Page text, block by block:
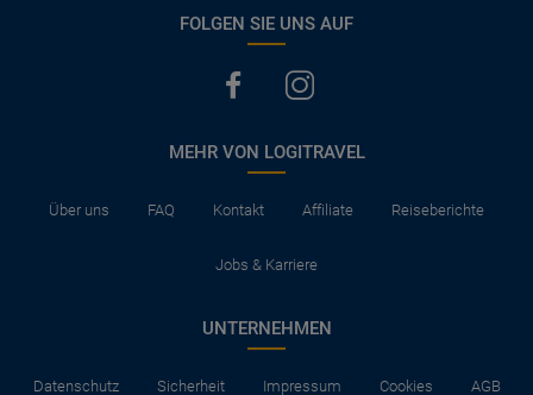
FOLGEN SIE UNS AUF
MEHR VON LOGITRAVEL
Über uns FAQ Kontakt Affiliate Reiseberichte
Jobs & Karriere
UNTERNEHMEN
Datenschutz Sicherheit Impressum Cookies AGB